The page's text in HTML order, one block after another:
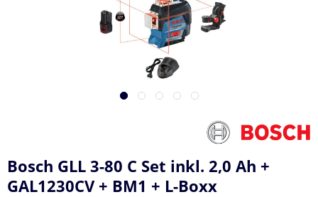
Bosch GLL 3-80 C Set inkl. 2,0 Ah +
GAL1230CV + BM1 + L-Boxx